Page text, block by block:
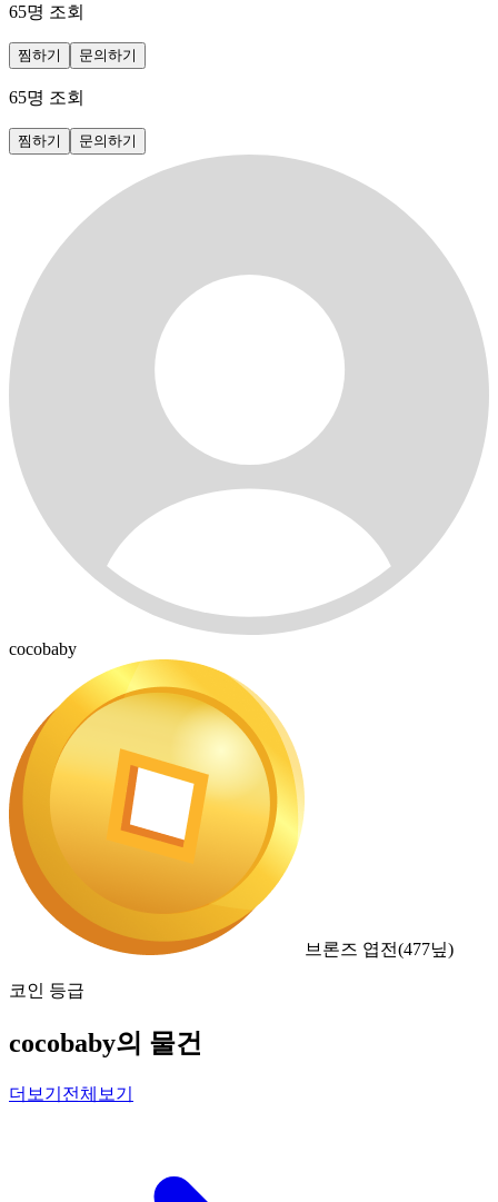
65명 조회
찜하기 문의하기
65명 조회
찜하기 문의하기
cocobaby
브론즈 엽전(477닢)
코인 등급
cocobaby의 물건
더보기 전체보기